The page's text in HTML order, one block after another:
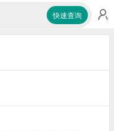
快速查询